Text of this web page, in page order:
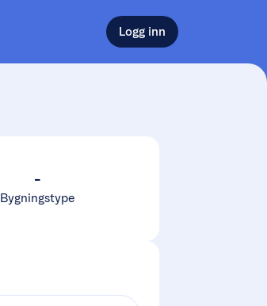
Logg inn
-
Bygningstype